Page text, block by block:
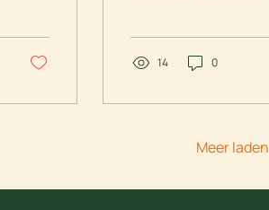
motorinstructeur.
14 0
Meer laden